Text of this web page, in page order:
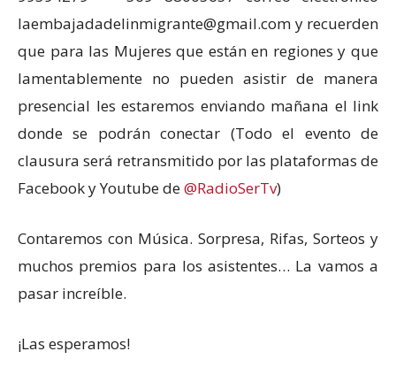
laembajadadelinmigrante@gmail.com y recuerden
que para las Mujeres que están en regiones y que
lamentablemente no pueden asistir de manera
presencial les estaremos enviando mañana el link
donde se podrán conectar (Todo el evento de
clausura será retransmitido por las plataformas de
Facebook y Youtube de@RadioSerTv)
Contaremos con Música. Sorpresa, Rifas, Sorteos y
muchos premios para los asistentes… La vamos a
pasar increíble.
¡Las esperamos!